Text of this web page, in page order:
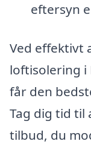
eftersyn
Ved effektivt
loftisolering i
får den
Tag dig tid til
tilbud, du